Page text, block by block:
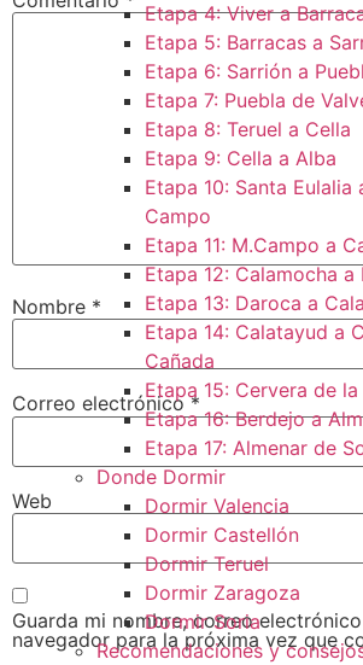
Etapa 4: Viver a
Etapa 5: Barracas a
Etapa 6: Sarrión a
Etapa 7: Puebla de
Etapa 8: Teruel a Cella
Etapa 9: Cella a Alba
Etapa 10: Santa Eulalia
Campo​
Etapa 11: M.Campo a
Etapa 12: Calamocha a
Etapa 13: Daroca a
Etapa 14: Calatayud a
Cañada​
Etapa 15: Cervera de
Etapa 16: Berdejo a
Etapa 17: Almenar de
Donde Dormir
Dormir Valencia
Dormir Castellón
Dormir Teruel
Dormir Zaragoza
Dormir Soria
Recomendaciones y
Nombre *
Correo electrónico*
Web
Guarda mi nombre, correo
navegador para la próxima vez que